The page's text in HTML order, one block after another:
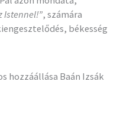
Istennel!”, számára
békesség
hozzáállása Baán Izsák